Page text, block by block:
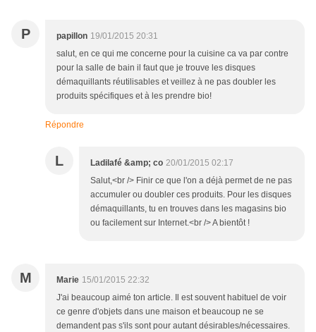
P papillon 19/01/2015 20:31
salut, en ce qui me concerne pour la cuisine ca va par contre
pour la salle de bain il faut que je trouve les disques
démaquillants réutilisables et veillez à ne pas doubler les
produits spécifiques et à les prendre bio!
Répondre
L Ladilafé &amp; co 20/01/2015 02:17
Salut,<br /> Finir ce que l'on a déjà permet de ne pas
accumuler ou doubler ces produits. Pour les disques
démaquillants, tu en trouves dans les magasins bio
ou facilement sur Internet.<br /> A bientôt !
M Marie 15/01/2015 22:32
J'ai beaucoup aimé ton article. Il est souvent habituel de voir
ce genre d'objets dans une maison et beaucoup ne se
demandent pas s'ils sont pour autant désirables/nécessaires.